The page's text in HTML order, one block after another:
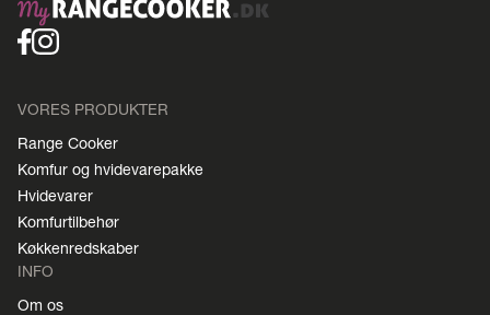
VORES PRODUKTER
Range Cooker
Komfur og hvidevarepakke
Hvidevarer
Komfurtilbehør
Køkkenredskaber
INFO
Om os